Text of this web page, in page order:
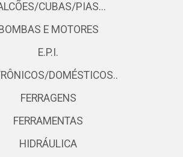
CUBAS/PIAS...
BOMBAS E MOTORES
E.P.I.
DOMÉSTICOS..
FERRAGENS
FERRAMENTAS
HIDRÁULICA